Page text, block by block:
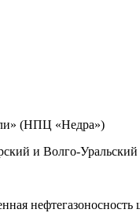
(НПЦ «Недра»)
и Волго-